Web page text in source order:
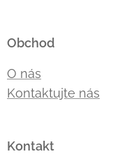
Obchod
O nás
Kontaktujte nás
Kontakt